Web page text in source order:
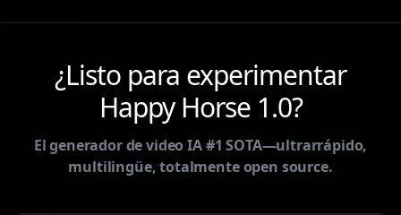
¿Listo para experimentar
Happy Horse 1.0?
El generador de video IA #1 SOTA—ultrarrápido,
multilingüe, totalmente open source.